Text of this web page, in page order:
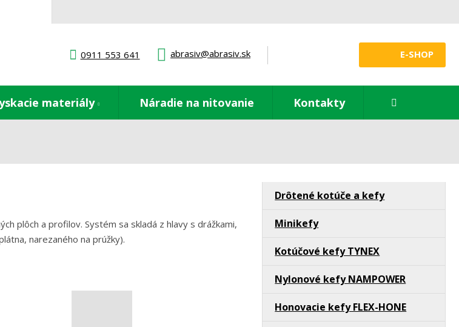
0911 553 641 abrasiv@abrasiv.sk E-SHOP
materiály Náradie na nitovanie Kontakty
plôch a profilov. Systém sa skladá z hlavy s drážkami,
narezaného na prúžky).
Drôtené kotúče a kefy
Minikefy
Kotúčové kefy TYNEX
Nylonové kefy NAMPOWER
Honovacie kefy FLEX-HONE